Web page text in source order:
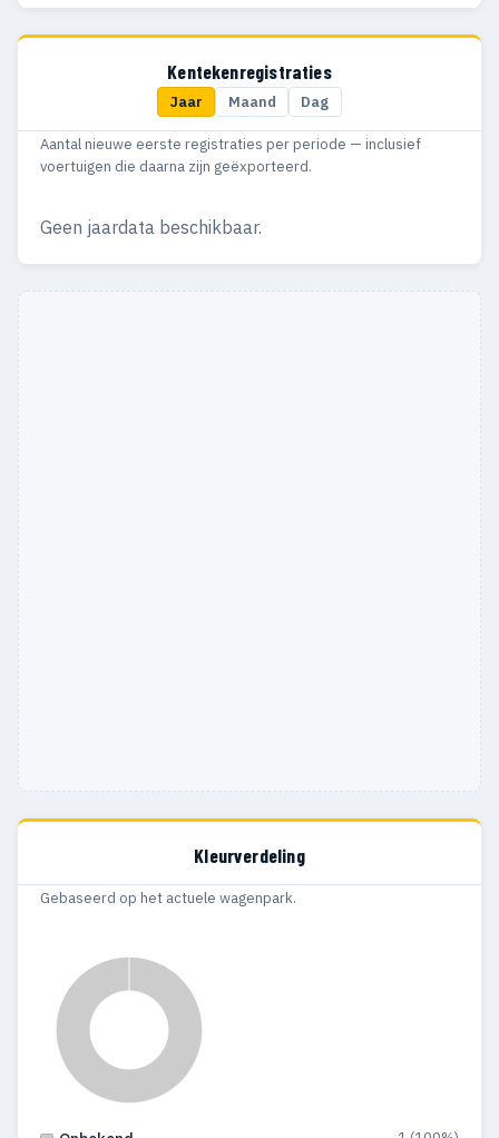
Kentekenregistraties
Jaar Maand Dag
Aantal nieuwe eerste registraties per periode — inclusief
voertuigen die daarna zijn geëxporteerd.
Geen jaardata beschikbaar.
Kleurverdeling
Gebaseerd op het actuele wagenpark.